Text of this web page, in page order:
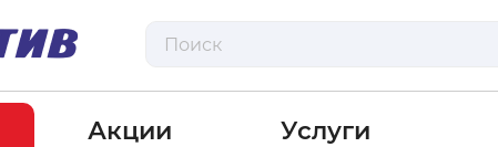
Акции Услуги